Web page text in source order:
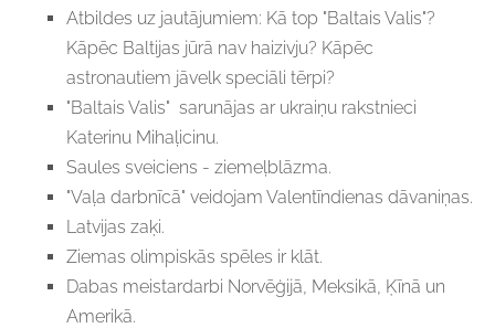
Atbildes uz jautājumiem: Kā top "Baltais Valis"?
Kāpēc Baltijas jūrā nav haizivju? Kāpēc
astronautiem jāvelk speciāli tērpi?
"Baltais Valis" sarunājas ar ukraiņu rakstnieci
Katerinu Mihaļicinu.
Saules sveiciens - ziemeļblāzma.
"Vaļa darbnīcā" veidojam Valentīndienas dāvaniņas.
Latvijas zaķi.
Ziemas olimpiskās spēles ir klāt.
Dabas meistardarbi Norvēģijā, Meksikā, Ķīnā un
Amerikā.